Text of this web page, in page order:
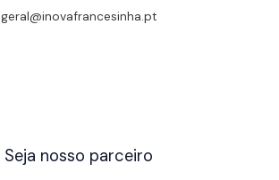
geral@inovafrancesinha.pt
Seja nosso parceiro